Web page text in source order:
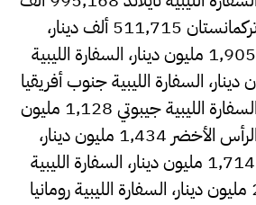
دينار، السفارة الليبية تركمانستان 511,715 ألف دينار،
السفارة الليبية تنزانيا 1,905 مليون دينار، السفارة الليبية
مليون دينار، السفارة الليبية جنوب أفريقيا
1,968 مليون دينار، السفارة الليبية جيبوتي 1,128 مليون
دينار، السفارة الليبية الرأس الأخضر 1,434 مليون دينار،
السفارة الليبية رواندا 1,714 مليون دينار، السفارة الليبية
روسيا البيضاء 2,255 مليون دينار، السفارة الليبية رومانيا